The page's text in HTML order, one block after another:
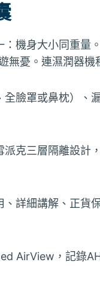
機身大小同重量
無憂。連濕潤器機
臉罩或鼻枕）、
克三層隔離設計
、詳細講解、正貨
AirView，記錄